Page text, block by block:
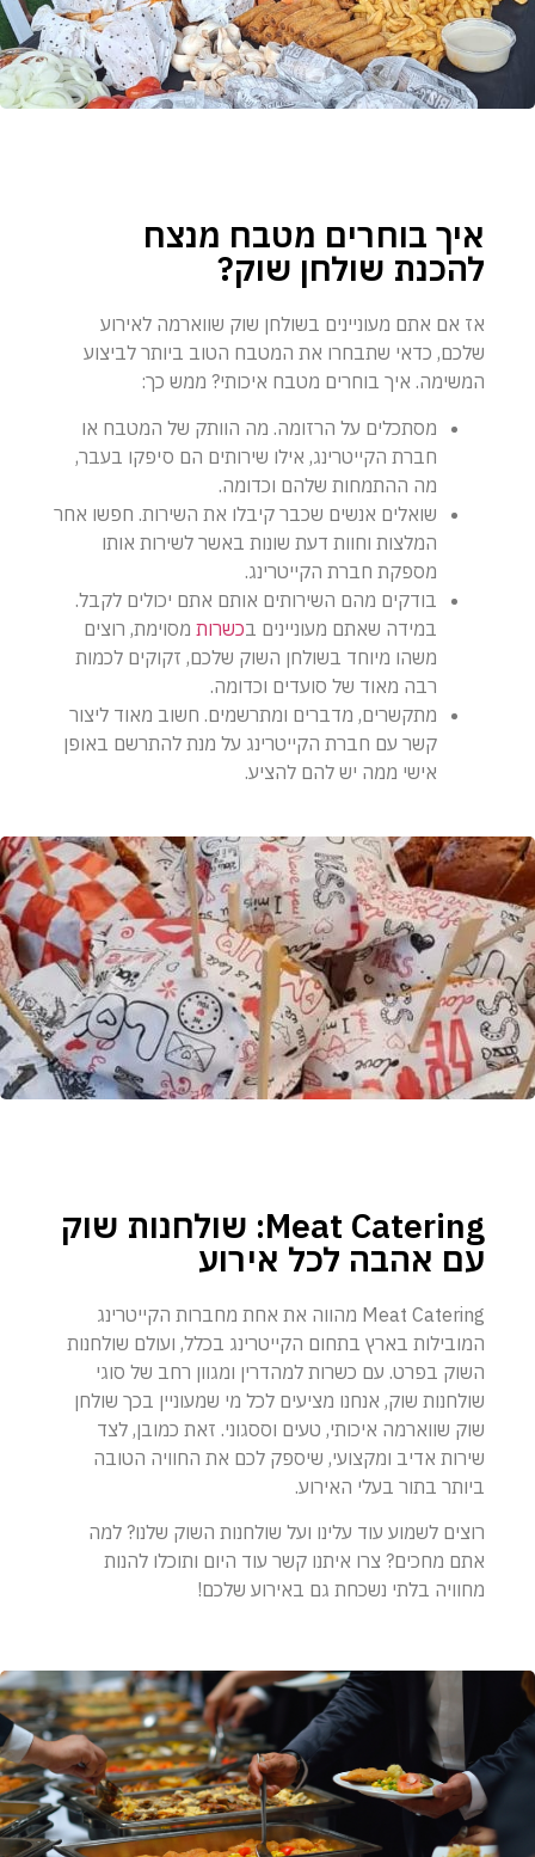
איך בוחרים מטבח מנצח
להכנת שולחן שוק?
אז אם אתם מעוניינים בשולחן שוק שווארמה לאירוע
שלכם, כדאי שתבחרו את המטבח הטוב ביותר לביצוע
המשימה. איך בוחרים מטבח איכותי? ממש כך:
מסתכלים על הרזומה. מה הוותק של המטבח או
חברת הקייטרינג, אילו שירותים הם סיפקו בעבר,
מה ההתמחות שלהם וכדומה.
שואלים אנשים שכבר קיבלו את השירות. חפשו אחר
המלצות וחוות דעת שונות באשר לשירות אותו
מספקת חברת הקייטרינג.
בודקים מהם השירותים אותם אתם יכולים לקבל.
במידה שאתם מעוניינים בכשרות מסוימת, רוצים
משהו מיוחד בשולחן השוק שלכם, זקוקים לכמות
רבה מאוד של סועדים וכדומה.
מתקשרים, מדברים ומתרשמים. חשוב מאוד ליצור
קשר עם חברת הקייטרינג על מנת להתרשם באופן
אישי ממה יש להם להציע.
Meat Catering: שולחנות שוק
עם אהבה לכל אירוע
Meat Catering מהווה את אחת מחברות הקייטרינג
המובילות בארץ בתחום הקייטרינג בכלל, ועולם שולחנות
השוק בפרט. עם כשרות למהדרין ומגוון רחב של סוגי
שולחנות שוק, אנחנו מציעים לכל מי שמעוניין בכך שולחן
שוק שווארמה איכותי, טעים וססגוני. זאת כמובן, לצד
שירות אדיב ומקצועי, שיספק לכם את החוויה הטובה
ביותר בתור בעלי האירוע.
רוצים לשמוע עוד עלינו ועל שולחנות השוק שלנו? למה
אתם מחכים? צרו איתנו קשר עוד היום ותוכלו להנות
מחוויה בלתי נשכחת גם באירוע שלכם!